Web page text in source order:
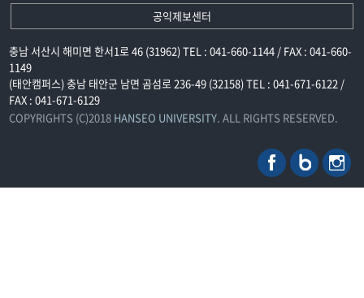
공익제보센터
충남 서산시 해미면 한서1로 46 (31962) TEL : 041-660-1144 / FAX : 041-660-
1149
(태안캠퍼스) 충남 태안군 남면 곰섬로 236-49 (32158) TEL : 041-671-6122 /
FAX : 041-671-6129
COPYRIGHTS (C)2018 HANSEO UNIVERSITY. ALL RIGHTS RESERVED.